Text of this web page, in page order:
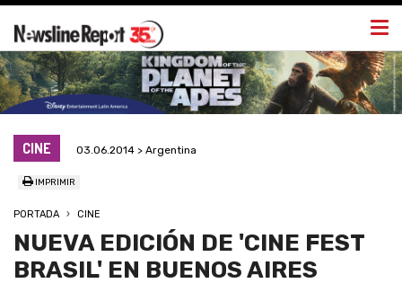
CINE 03.06.2014 > Argentina
IMPRIMIR
PORTADA CINE
NUEVA EDICIÓN DE 'CINE FEST
BRASIL' EN BUENOS AIRES